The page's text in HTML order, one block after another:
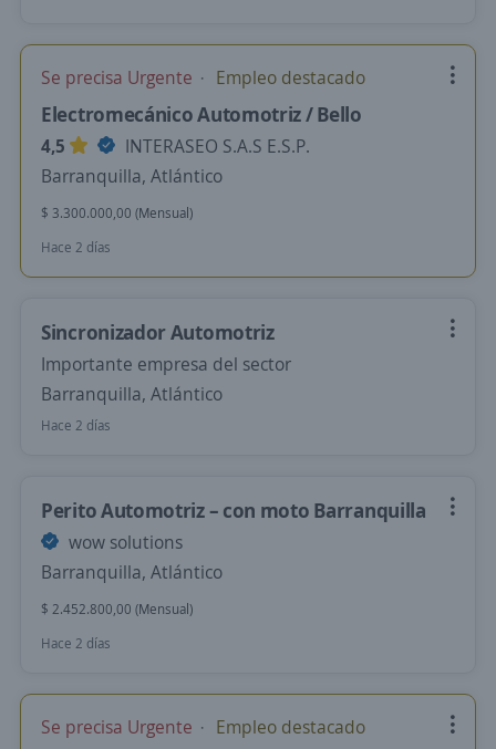
Se precisa Urgente Empleo destacado
Electromecánico Automotriz / Bello
4,5
INTERASEO S.A.S E.S.P.
Barranquilla, Atlántico
$ 3.300.000,00 (Mensual)
Hace 2 días
Sincronizador Automotriz
Importante empresa del sector
Barranquilla, Atlántico
Hace 2 días
Perito Automotriz – con moto Barranquilla
wow solutions
Barranquilla, Atlántico
$ 2.452.800,00 (Mensual)
Hace 2 días
Se precisa Urgente Empleo destacado